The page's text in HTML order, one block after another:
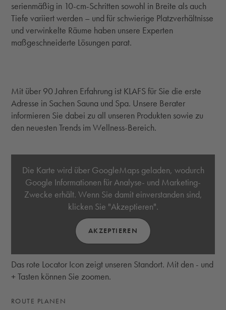
serienmäßig in 10-cm-Schritten sowohl in Breite als auch
Tiefe variiert werden – und für schwierige Platzverhältnisse
und verwinkelte Räume haben unsere Experten
maßgeschneiderte Lösungen parat.
Mit über 90 Jahren Erfahrung ist KLAFS für Sie die erste
Adresse in Sachen Sauna und Spa. Unsere Berater
informieren Sie dabei zu all unseren Produkten sowie zu
den neuesten Trends im Wellness-Bereich.
Die Karte wird über GoogleMaps geladen, wodurch
Google Informationen für Analyse- und Marketing-
Zwecke erhält. Wenn Sie damit einverstanden sind,
klicken Sie "Akzeptieren".
AKZEPTIEREN
Das rote Locator Icon zeigt unseren Standort. Mit den - und
+ Tasten können Sie zoomen.
ROUTE PLANEN